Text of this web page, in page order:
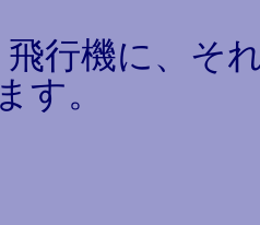
行機に、そ
す。